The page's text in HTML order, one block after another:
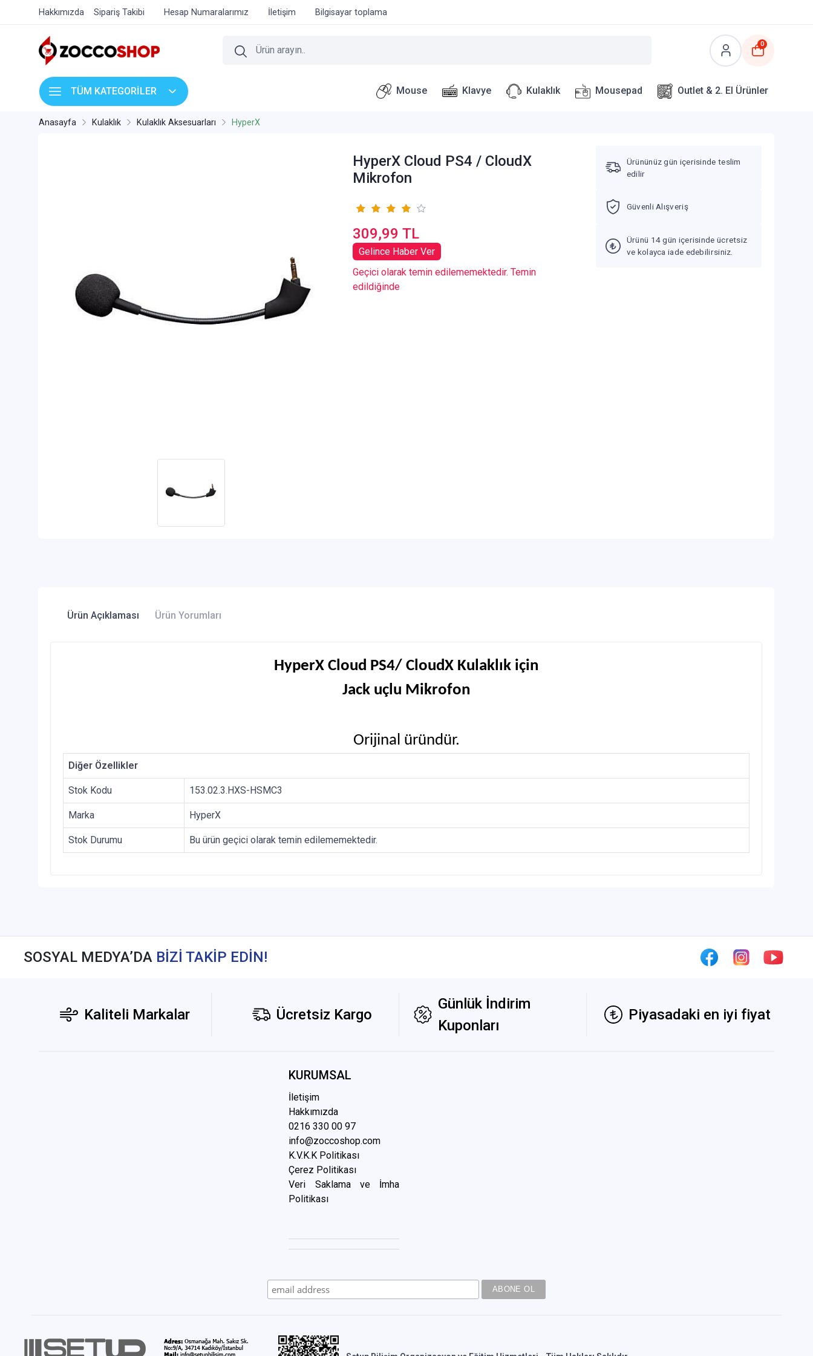
Hakkımızda Sipariş Takibi Hesap Numaralarımız İletişim Bilgisayar toplama
0
TÜM KATEGORİLER Mouse Klavye Kulaklık Mousepad Outlet & 2. El Ürünler
Anasayfa Kulaklık Kulaklık Aksesuarları HyperX
HyperX Cloud PS4 / CloudX
Mikrofon
309,99 TL
Gelince Haber Ver
Geçici olarak temin edilememektedir. Temin
edildiğinde
Ürününüz gün içerisinde teslim
edilir
Güvenli Alışveriş
Ürünü 14 gün içerisinde ücretsiz
ve kolayca iade edebilirsiniz.
Ürün Açıklaması Ürün Yorumları
HyperX Cloud PS4/ CloudX Kulaklık için
Jack uçlu Mikrofon
Orijinal üründür.
Diğer Özellikler
Stok Kodu 153.02.3.HXS-HSMC3
Marka HyperX
Stok Durumu Bu ürün geçici olarak temin edilememektedir.
SOSYAL MEDYA’DA BİZİ TAKİP EDİN!
Kaliteli Markalar Ücretsiz Kargo
Günlük İndirim
Kuponları
Piyasadaki en iyi fiyat
KURUMSAL
İletişim
Hakkımızda
0216 330 00 97
info@zoccoshop.com
K.V.K.K Politikası
Çerez Politikası
Veri Saklama ve İmha
Politikası